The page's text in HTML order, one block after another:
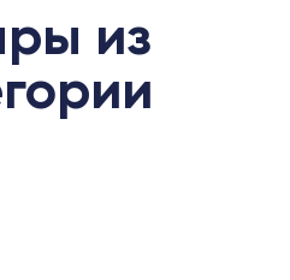
из